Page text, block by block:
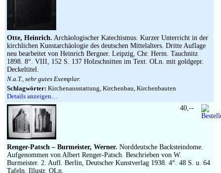
Otte, Heinrich. Archäologischer Katechismus. Kurzer Unterricht in der
kirchlichen Kunstarchäologie des deutschen Mittelalters. Dritte Auflage
neu bearbeitet von Heinrich Bergner. Leipzig, Chr. Herm. Tauchnitz
1898. 8°. VIII, 152 S. 137 Holzschnitten im Text. OLn. mit goldgepr.
Deckeltitel.
N.a.T., sehr gutes Exemplar.
Schlagwörter: Kirchenausstattung, Kirchenbau, Kirchenbauten
Details anzeigen…
Renger-Patsch – Burmeister, Werner. Norddeutsche Backsteindome.
Aufgenommen von Albert Renger-Patsch. Beschrieben von W.
Burmeister. 2. Aufl. Berlin, Deutscher Kunstverlag 1938. 4°. 48 S. u. 64
Tafeln. Illustr. OLn.
40,--